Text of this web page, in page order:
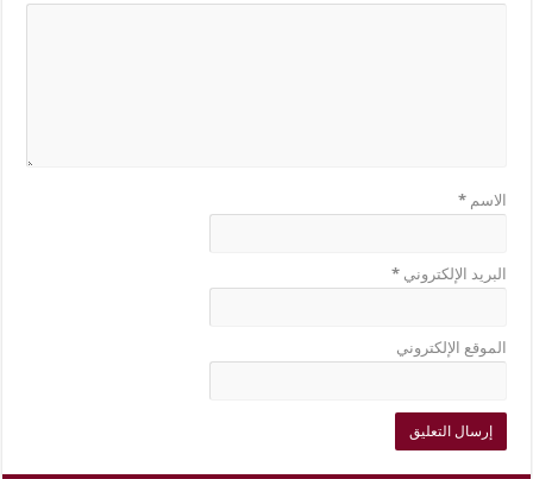
الاسم*
البريد الإلكتروني*
الموقع الإلكتروني